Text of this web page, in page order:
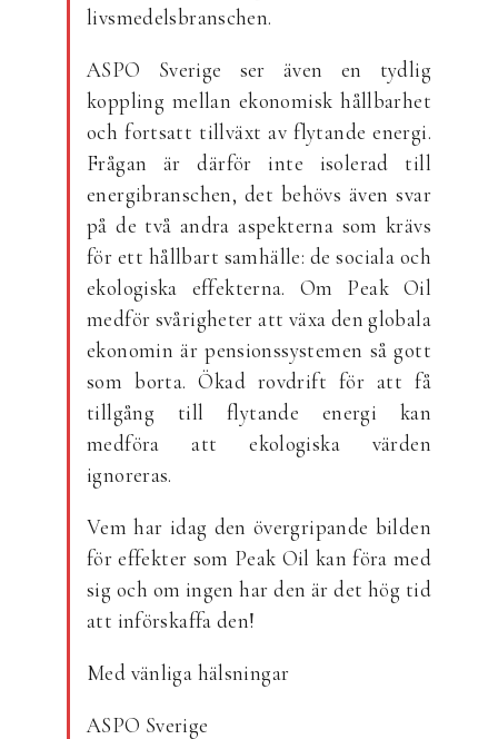
livsmedelsbranschen.
ASPO Sverige ser även en tydlig
koppling mellan ekonomisk hållbarhet
och fortsatt tillväxt av flytande energi.
Frågan är därför inte isolerad till
energibranschen, det behövs även svar
på de två andra aspekterna som krävs
för ett hållbart samhälle: de sociala och
ekologiska effekterna. Om Peak Oil
medför svårigheter att växa den globala
ekonomin är pensionssystemen så gott
som borta. Ökad rovdrift för att få
tillgång till flytande energi kan
medföra att ekologiska värden
ignoreras.
Vem har idag den övergripande bilden
för effekter som Peak Oil kan föra med
sig och om ingen har den är det hög tid
att införskaffa den!
Med vänliga hälsningar
ASPO Sverige